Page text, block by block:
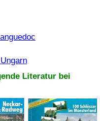
Literatur bei